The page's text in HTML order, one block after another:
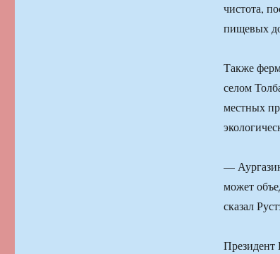
чистота,
пищевых
Также
селом
местных
—
может
сказал
Президент